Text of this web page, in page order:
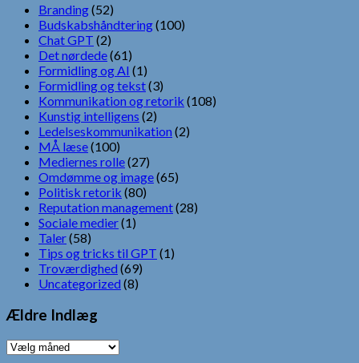
Branding(52)
Budskabshåndtering(100)
Chat GPT (2)
Det nørdede(61)
Formidling og AI (1)
Formidling og tekst(3)
Kommunikation og retorik (108)
Kunstig intelligens (2)
Ledelseskommunikation (2)
MÅ læse(100)
Mediernes rolle(27)
Omdømme og image(65)
Politisk retorik (80)
Reputation management(28)
Sociale medier(1)
Taler(58)
Tips og tricks til GPT (1)
Troværdighed (69)
Uncategorized (8)
Ældre Indlæg
Ældre